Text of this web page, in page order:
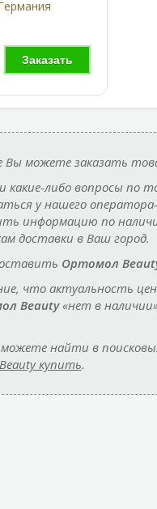
Заказать
Вы можете заказать
какие-либо вопросы по
у нашего
информацию по
доставки в Ваш город.
Ортомол
что актуальность
Beauty«нет в
найти в
купить.